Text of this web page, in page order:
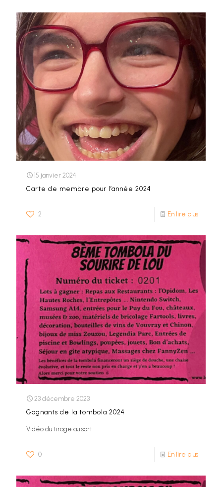
15 janvier 2024
Carte de membre pour l’année 2024
2 En lire plus
23 décembre 2023
Gagnants de la tombola 2024
Vidéo du tirage au sort
0 En lire plus